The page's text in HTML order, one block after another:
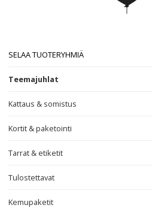
SELAA TUOTERYHMIÄ
Teemajuhlat
Kattaus & somistus
Kortit & paketointi
Tarrat & etiketit
Tulostettavat
Kemupaketit